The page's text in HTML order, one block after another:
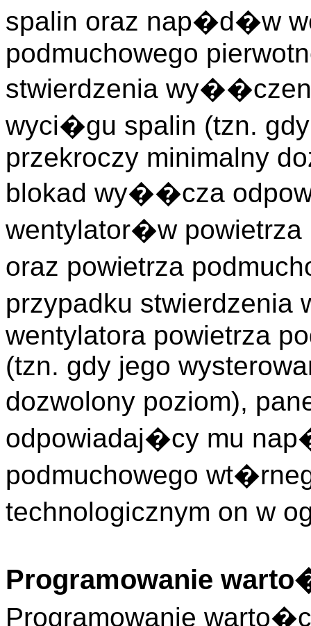
spalin oraz nap�d�w
podmuchowego
stwierdzenia
wyci�gu spalin (tzn.
przekroczy minimalny
blokad wy��cza
wentylator�w powietrza
oraz powietrza
przypadku
wentylatora powietrza
(tzn. gdy jego
dozwolony poziom),
odpowiadaj�cy mu
podmuchowego
technologicznym on w
Programowanie
Programowanie